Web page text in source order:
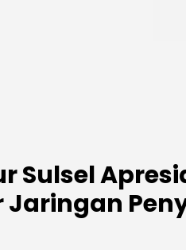
Sulsel
Jaringan